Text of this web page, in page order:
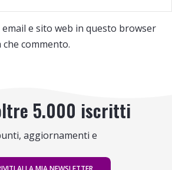
email e sito web in questo browser
commento.
5.000 iscritti
aggiornamenti e